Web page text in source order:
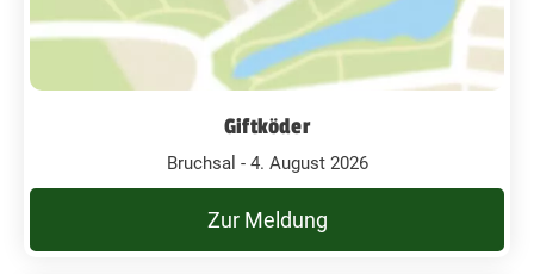
Giftköder
Bruchsal - 4. August 2026
Zur Meldung